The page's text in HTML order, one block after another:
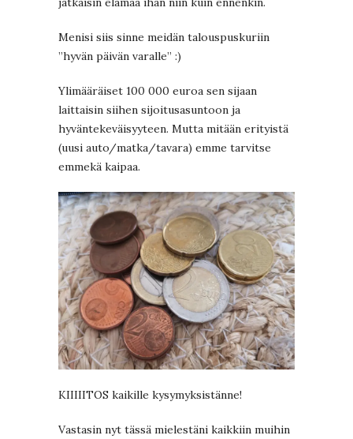
Menisi siis sinne meidän talouspuskuriin
”hyvän päivän varalle” :)
Ylimääräiset 100 000 euroa sen sijaan
laittaisin siihen sijoitusasuntoon ja
hyväntekeväisyyteen. Mutta mitään erityistä
(uusi auto/matka/tavara) emme tarvitse
emmekä kaipaa.
KIIIIITOS kaikille kysymyksistänne!
Vastasin nyt tässä mielestäni kaikkiin muihin